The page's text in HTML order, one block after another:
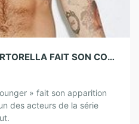
USA: L’ACTEUR NICO TORTORELLA FAIT SON COMING OUT
» fait son apparition
des acteurs de la série